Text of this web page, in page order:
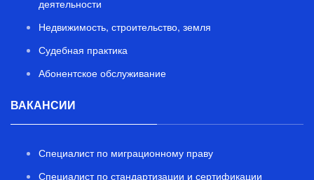
деятельности
Недвижимость, строительство, земля
Судебная практика
Абонентское обслуживание
ВАКАНСИИ
Специалист по миграционному праву
Специалист по стандартизации и сертификации